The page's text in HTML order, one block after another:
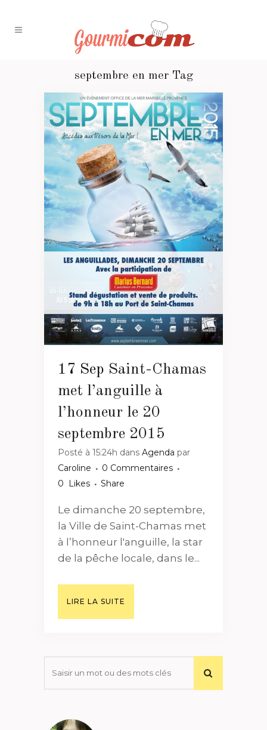
septembre en mer Tag
17 Sep Saint-Chamas
met l’anguille à
l’honneur le 20
septembre 2015
Posté à 15:24h dans Agenda par
Caroline
0 Commentaires
0
Likes Share
Le dimanche 20 septembre,
la Ville de Saint-Chamas met
à l’honneur l'anguille, la star
de la pêche locale, dans le...
LIRE LA SUITE